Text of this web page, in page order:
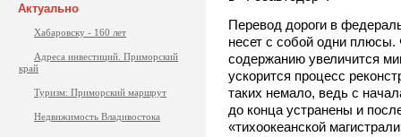
Актуально
Хабаровску - 160 лет
Адреса инвестиций. Приморский
край
Туризм: Приморский маршрут
Недвижимость Владивостока
Перевод дороги в
несет с собой одни плюсы.
содержанию увеличится
ускорится процесс
таких немало, ведь с
до конца устранены и
«тихоокеанской